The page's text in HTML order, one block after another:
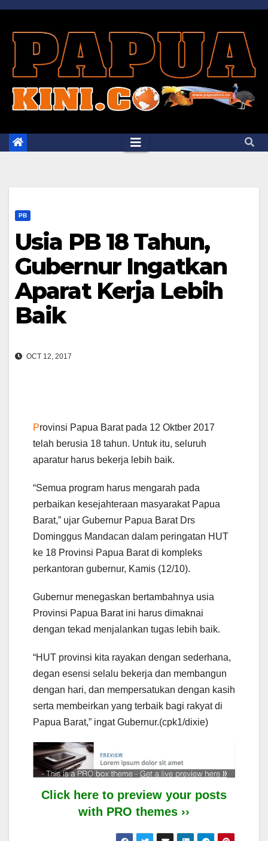
Skip
content
PB
Usia PB 18 Tahun,
Gubernur Ingatkan
Aparat Kerja Lebih
Baik
OCT 12, 2017
Provinsi Papua Barat pada 12 Oktber 2017
telah berusia 18 tahun. Untuk itu, seluruh
aparatur harus bekerja lebih baik.
“Semua program harus mengarah pada
perbaikan kesejahteraan masyarakat Papua
Barat,” ujar Gubernur Papua Barat Drs
Dominggus Mandacan dalam peringatan HUT
ke 18 Provinsi Papua Barat di kompleks
perkantoran gubernur, Kamis (12/10).
Gubernur menegaskan bertambahnya usia
Provinsi Papua Barat ini harus dimaknai
dengan tekad menjalankan tugas lebih baik.
“HUT provinsi kita rayakan dengan sederhana,
degan esensi selalu bekerja dan membangun
dengan hari, dan mempersatukan dengan kasih
serta membeirkan yang terbaik bagi rakyat di
Papua Barat,” ingat Gubernur.(cpk1/dixie)
Click here to preview your posts
with PRO themes ››